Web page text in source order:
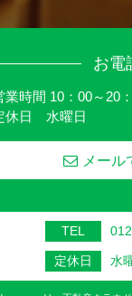
お電
業時間 10：00～20
休日 水曜日
メール
TEL
定休日 水